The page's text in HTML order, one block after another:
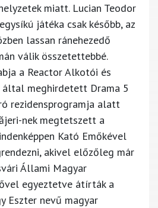
miatt. Lucian Teodor
játéka csak később, az
lassan ránehezedő
válik összetettebbé.
a Reactor Alkotói és
meghirdetett Drama 5
rezidensprogramja alatt
nek megtetszett a
Kató Emőkével
akivel előzőleg már
Állami Magyar
egyeztetve átírták a
Eszter nevű magyar